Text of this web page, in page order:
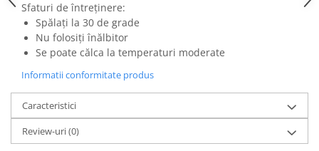
Sfaturi de întreținere:
Spălați la 30 de grade
Nu folosiți înălbitor
Se poate călca la temperaturi moderate
Informatii conformitate produs
Caracteristici
Review-uri(0)